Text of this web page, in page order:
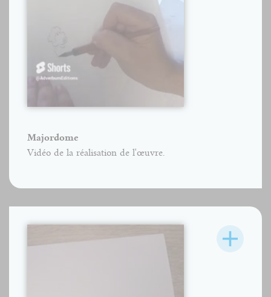
Majordome
Vidéo de la réalisation de l'œuvre.